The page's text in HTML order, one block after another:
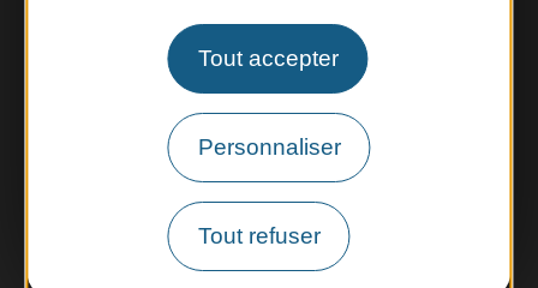
Tout accepter
Personnaliser
Tout refuser
Vie municipale
Démarches, infos pratiques